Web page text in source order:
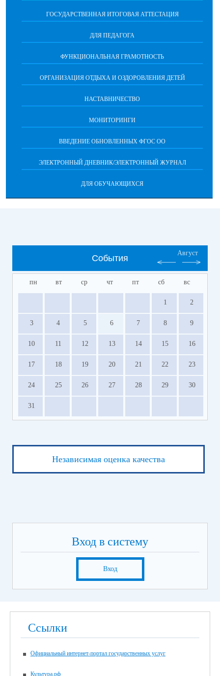
ГОСУДАРСТВЕННАЯ ИТОГОВАЯ АТТЕСТАЦИЯ
ДЛЯ ПЕДАГОГА
ФУНКЦИОНАЛЬНАЯ ГРАМОТНОСТЬ
ОРГАНИЗАЦИЯ ОТДЫХА И ОЗДОРОВЛЕНИЯ ДЕТЕЙ
НАСТАВНИЧЕСТВО
МОНИТОРИНГИ
ВВЕДЕНИЕ ОБНОВЛЕННЫХ ФГОС ОО
ЭЛЕКТРОННЫЙ ДНЕВНИК/ЭЛЕКТРОННЫЙ ЖУРНАЛ
ДЛЯ ОБУЧАЮЩИХСЯ
События
Август
пн вт ср чт пт сб вс
1 2
3 4 5 6 7 8 9
10 11 12 13 14 15 16
17 18 19 20 21 22 23
24 25 26 27 28 29 30
31
Независимая оценка качества
Вход в систему
Вход
Ссылки
Официальный интернет-портал государственных услуг
Культура.рф